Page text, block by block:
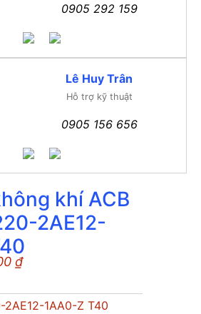
0905 292 159
Lê Huy Trân
Hỗ trợ kỹ thuật
0905 156 656
khí ACB
2AE12-
₫
2AE12-1AA0-Z T40